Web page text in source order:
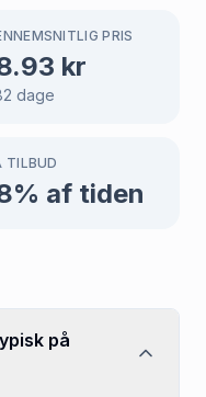
PRIS
kr
dage
TILBUD
% af tiden
på